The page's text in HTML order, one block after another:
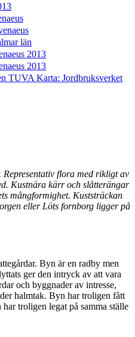
län
2013
2013
TUVA Karta: Jordbruksverket
flora med rikligt av
Kustnära kärr och slåtterängar
mångformighet. Kuststräckan
eller Löts fornborg ligger på
Byn är en radby men
ger den intryck av att vara
och byggnader av intresse,
halmtak. Byn har troligen fått
troligen legat på samma ställe